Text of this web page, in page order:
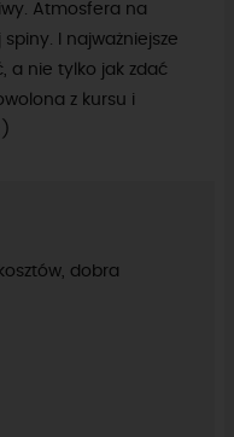
Atmosfera na
I najważniejsze
a nie tylko jak zdać
z kursu i
dobra